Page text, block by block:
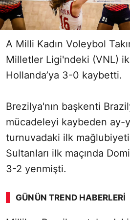
A Milli Kadın Voleybol
Milletler Ligi'ndeki (VNL)
Hollanda’ya 3-0 kaybetti.
Brezilya'nın başkenti
mücadeleyi kaybeden ay-
turnuvadaki ilk
Sultanları ilk maçında
3-2 yenmişti.
GÜNÜN TREND HABERLERI
00:01 / 08:15